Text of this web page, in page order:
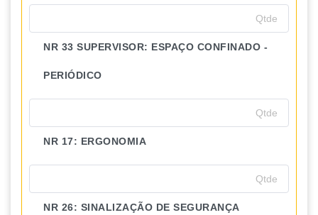
NR 33 SUPERVISOR: ESPAÇO CONFINADO -
PERIÓDICO
NR 17: ERGONOMIA
NR 26: SINALIZAÇÃO DE SEGURANÇA